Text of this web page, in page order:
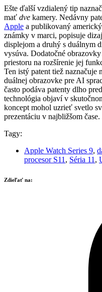
Ešte ďalší vzdialený tip
mať dve kamery. Nedávny
Apple a publikovaný
známky v marci, popisuje
displejom a druhý s duálnym
vysúva. Dodatočné
priestoru na rozšírenie jej
Ten istý patent tiež
duálnej obrazovke pre AI
často podáva patenty dlho
technológia objaví v
koncept mohol uzrieť svetlo
prezentáciu v najbližšom čase.
Tagy:
Apple Watch Series 9,
procesor S11 , Séria 11 ,
Zdieľať na: